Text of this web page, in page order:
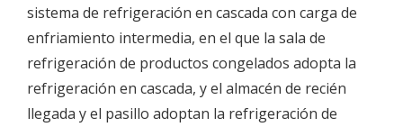
sistema de refrigeración en cascada con carga de
enfriamiento intermedia, en el que la sala de
refrigeración de productos congelados adopta la
refrigeración en cascada, y el almacén de recién
llegada y el pasillo adoptan la refrigeración de